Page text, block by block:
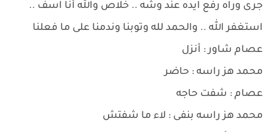
جرى وراه رفع ايده عند وشه .. خلاص والله أنا اسف ..
استغفر الله .. والحمد لله وتوبنا وندمنا على ما فعلنا
عصام شاور : أنزل
محمد هز راسه : حاضر
عصام : شفت حاجه
محمد هز راسه بنفى : لاء ما شفتش